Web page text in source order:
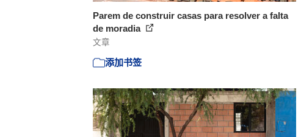
Parem de construir casas para resolver a falta
de moradia
文章
添加书签